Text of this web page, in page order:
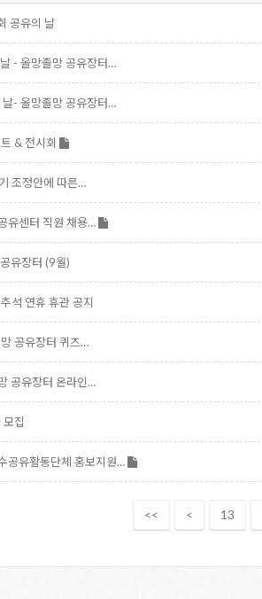
공유의 날
- 올망졸망 공유장터…
- 올망졸망 공유장터…
& 전시회
조정안에 따른…
유센터 직원 채용…
유장터 (9월)
석 연휴 휴관 공지
공유장터 퀴즈…
공유장터 온라인…
집
공유활동단체 홍보지원…
<< < 13